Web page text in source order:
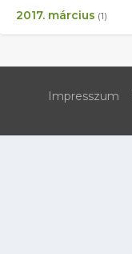
2017. március (1)
Impresszum